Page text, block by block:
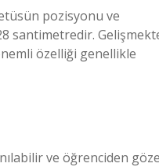
pozisyonu ve
santimetredir.
özelliği genellikle
ve öğrenciden göze